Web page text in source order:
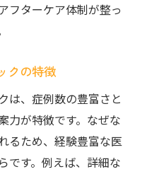
フターケア体制が整っ
クの特徴
は、症例数の豊富さと
力が特徴です。なぜな
るため、経験豊富な医
です。例えば、詳細な